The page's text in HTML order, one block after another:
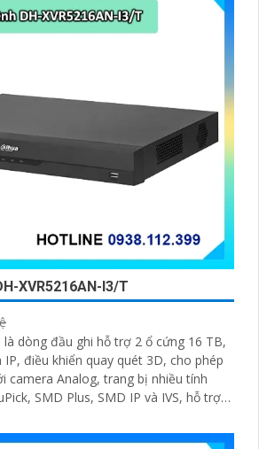
XVR5216AN-I3/T
là dòng đầu ghi hỗ trợ 2 ổ cứng 16 TB,
điều khiển quay quét 3D, cho phép
camera Analog, trang bị nhiều tính
SMD Plus, SMD IP và IVS, hỗ trợ